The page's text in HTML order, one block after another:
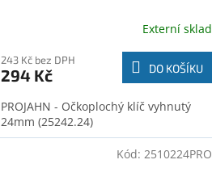
Externí sklad
243 Kč bez DPH
294 Kč DO KOŠÍKU
PROJAHN - Očkoplochý klíč vyhnutý
24mm (25242.24)
Kód: 2510224PRO